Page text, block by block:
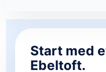
Start med
Ebeltoft.